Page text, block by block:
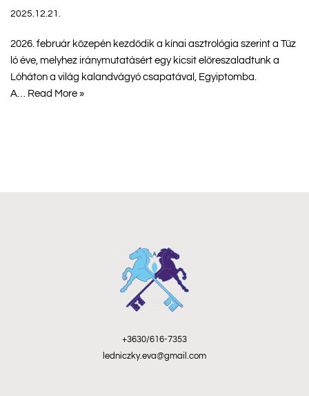
2025.12.21.
2026. február közepén kezdődik a kínai asztrológia szerint a Tűz
ló éve, melyhez iránymutatásért egy kicsit előreszaladtunk a
Lóháton a világ kalandvágyó csapatával, Egyiptomba.
A… Read More »
+3630/616-7353
ledniczky.eva@gmail.com